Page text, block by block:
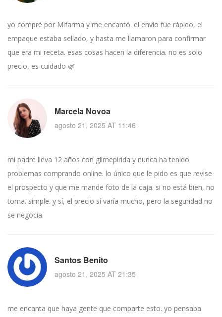
yo compré por Mifarma y me encantó. el envío fue rápido, el
empaque estaba sellado, y hasta me llamaron para confirmar
que era mi receta. esas cosas hacen la diferencia. no es solo
precio, es cuidado 🌿
Marcela Novoa
agosto 21, 2025 AT 11:46
mi padre lleva 12 años con glimepirida y nunca ha tenido
problemas comprando online. lo único que le pido es que revise
el prospecto y que me mande foto de la caja. si no está bien, no
toma. simple. y sí, el precio sí varía mucho, pero la seguridad no
se negocia.
Santos Benito
agosto 21, 2025 AT 21:35
me encanta que haya gente que comparte esto. yo pensaba